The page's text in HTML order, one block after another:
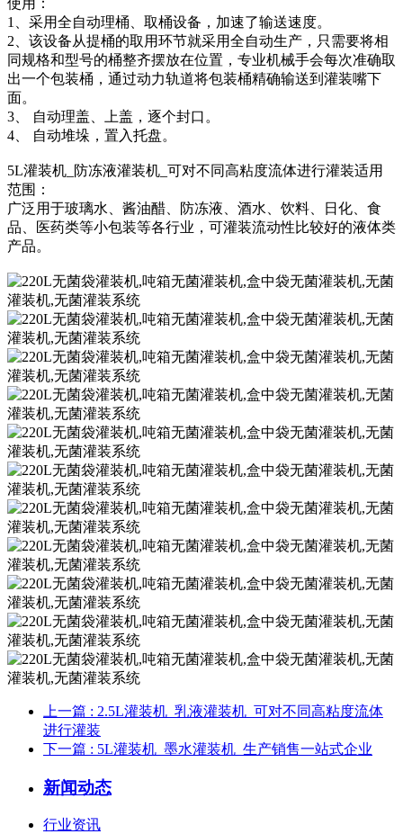
1、采用全自动理桶、取桶设备，加速了输送速度。
2、该设备从提桶的取用环节就采用全自动生产，只需要将相
同规格和型号的桶整齐摆放在位置，专业机械手会每次准确取
出一个包装桶，通过动力轨道将包装桶精确输送到灌装嘴下
面。
3、 自动理盖、上盖，逐个封口。
4、 自动堆垛，置入托盘。
5L灌装机_防冻液灌装机_可对不同高粘度流体进行灌装适用
范围：
广泛用于玻璃水、酱油醋、防冻液、酒水、饮料、日化、食
品、医药类等小包装等各行业，可灌装流动性比较好的液体类
产品。
上一篇 : 2.5L灌装机_乳液灌装机_可对不同高粘度流体
进行灌装
下一篇 : 5L灌装机_墨水灌装机_生产销售一站式企业
新闻动态
行业资讯